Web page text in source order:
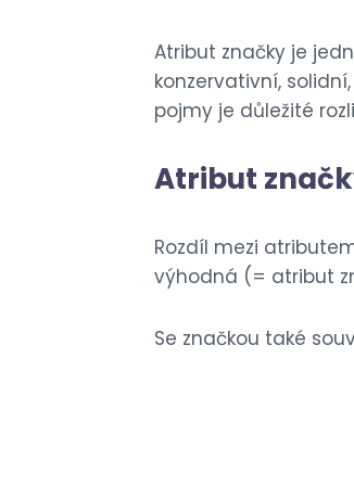
Atribut značky je
konzervativní,
pojmy je důležité
Atribut
Rozdíl mezi
výhodná (= atribut
Se značkou také